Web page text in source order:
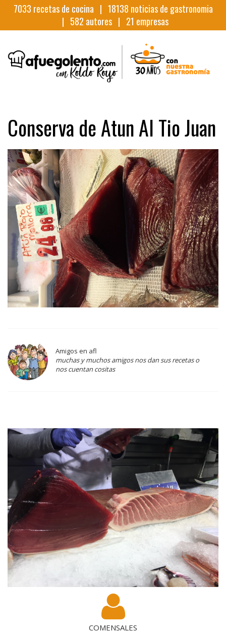
7033 recetas de cocina | 18138 noticias de gastronomia
| 582 autores | 21 empresas
Conserva de Atun Al Tio Juan
Amigos en afl
muchas y muchos amigos nos dan sus recetas o
nos cuentan cositas
COMENSALES